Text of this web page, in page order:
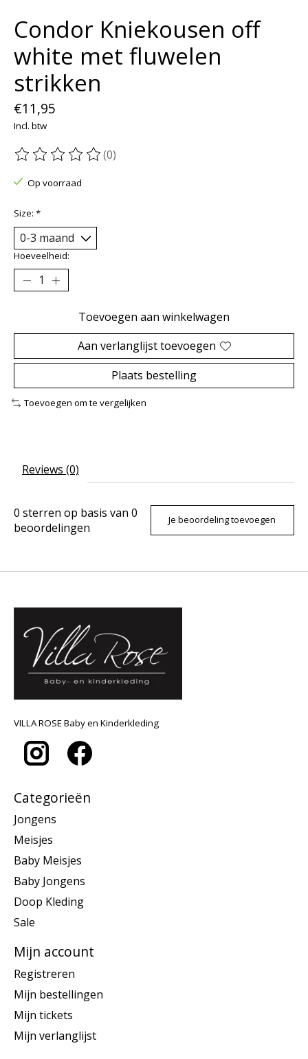
Condor Kniekousen off
white met fluwelen
strikken
€11,95
Incl. btw
De beoordeling van dit product is
(0)
Op voorraad
Size: *
Hoeveelheid:
Toevoegen aan winkelwagen
Aan verlanglijst toevoegen
Plaats bestelling
Toevoegen om te vergelijken
Reviews (0)
0 sterren op basis van 0
beoordelingen
Je beoordeling toevoegen
VILLA ROSE Baby en Kinderkleding
Categorieën
Jongens
Meisjes
Baby Meisjes
Baby Jongens
Doop Kleding
Sale
Mijn account
Registreren
Mijn bestellingen
Mijn tickets
Mijn verlanglijst